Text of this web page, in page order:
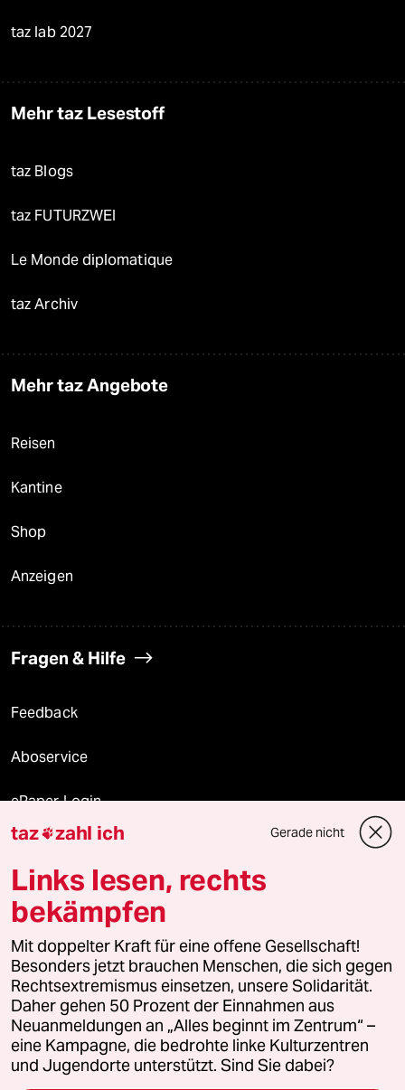
taz lab 2027
Mehr taz Lesestoff
taz Blogs
taz FUTURZWEI
Le Monde diplomatique
taz Archiv
Mehr taz Angebote
Reisen
Kantine
Shop
Anzeigen
Fragen & Hilfe
Feedback
Aboservice
ePaper Login
Downloads für Abonnierende
© 2026 taz Verlags und Vertriebs GmbH
Alle Rechte vorbehalten. Bei rechtlichen Fragen oder für Genehmigungen
wenden Sie sich bitte an
lizenzen@taz.de
Feedback Redaktionsstatut Kommune-Richtlinien
Leitlinie Informant Datenschutz Impressum AGB
taz zahl ich Gerade nicht
Links lesen, rechts
bekämpfen
Mit doppelter Kraft für eine offene Gesellschaft!
Besonders jetzt brauchen Menschen, die sich gegen
Rechtsextremismus einsetzen, unsere Solidarität.
Daher gehen 50 Prozent der Einnahmen aus
Neuanmeldungen an „Alles beginnt im Zentrum“ –
eine Kampagne, die bedrohte linke Kulturzentren
und Jugendorte unterstützt. Sind Sie dabei?